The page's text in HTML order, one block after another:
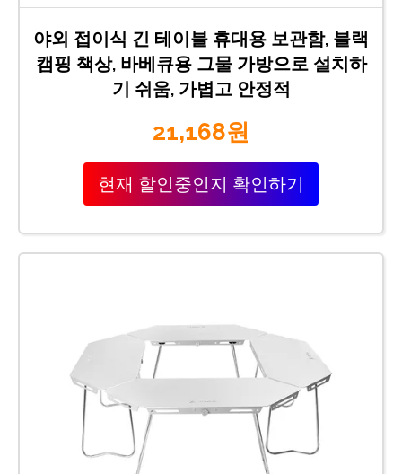
야외 접이식 긴 테이블 휴대용 보관함, 블랙
캠핑 책상, 바베큐용 그물 가방으로 설치하
기 쉬움, 가볍고 안정적
21,168원
현재 할인중인지 확인하기